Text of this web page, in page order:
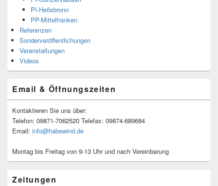
PI-Heilsbronn
PP-Mittelfranken
Referenzen
Sonderveröffentlichungen
Veranstaltungen
Videos
Email & Öffnungszeiten
Kontaktieren Sie uns über:
Telefon: 09871-7062520 Telefax: 09874-689684
Email: info@habewind.de
Montag bis Freitag von 9-13 Uhr und nach Vereinbarung
Zeitungen